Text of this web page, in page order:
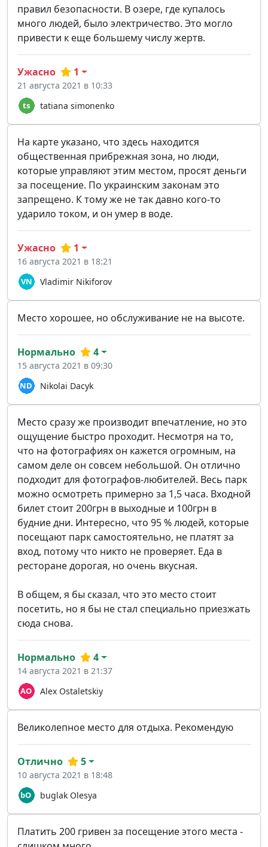
правил безопасности. В озере, где купалось
много людей, было электричество. Это могло
привести к еще большему числу жертв.
tatiana simonenko
Ужасно 1
21 августа 2021 в 10:33
На карте указано, что здесь находится
общественная прибрежная зона, но люди,
которые управляют этим местом, просят деньги
за посещение. По украинским законам это
запрещено. К тому же не так давно кого-то
ударило током, и он умер в воде.
Vladimir Nikiforov
Ужасно 1
16 августа 2021 в 18:21
Место хорошее, но обслуживание не на высоте.
Nikolai Dacyk
Нормально 4
15 августа 2021 в 09:30
Место сразу же производит впечатление, но это
ощущение быстро проходит. Несмотря на то,
что на фотографиях он кажется огромным, на
самом деле он совсем небольшой. Он отлично
подходит для фотографов-любителей. Весь парк
можно осмотреть примерно за 1,5 часа. Входной
билет стоит 200грн в выходные и 100грн в
будние дни. Интересно, что 95 % людей, которые
посещают парк самостоятельно, не платят за
вход, потому что никто не проверяет. Еда в
ресторане дорогая, но очень вкусная.
В общем, я бы сказал, что это место стоит
посетить, но я бы не стал специально приезжать
сюда снова.
Alex Ostaletskiy
Нормально 4
14 августа 2021 в 21:37
Великолепное место для отдыха. Рекомендую
buglak Olesya
Отлично 5
10 августа 2021 в 18:48
Платить 200 гривен за посещение этого места -